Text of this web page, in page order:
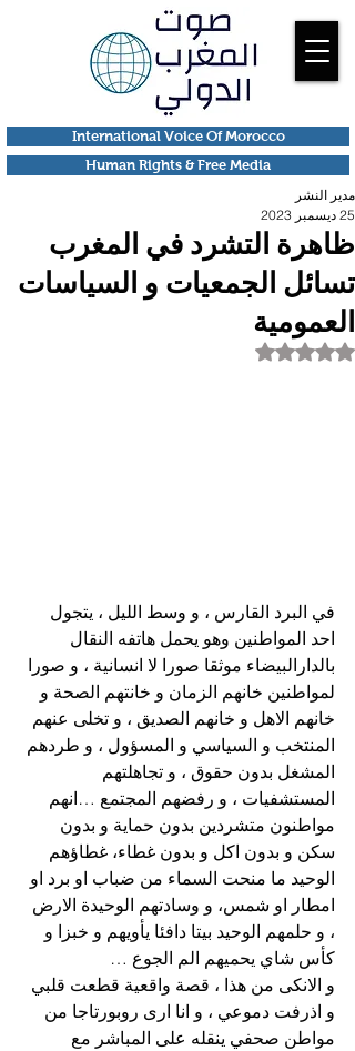
Human Rights & Free Media
International Voice Of Morocco
ظاهرة التشرد في المغرب
تسائل الجمعيات و السياسات
العمومية
مدير النشر
25 ديسمبر 2023
تم التقييم بـ ليس رقمًا من أصل 5 نجوم.
في البرد القارس ، و وسط الليل ، يتجول
احد المواطنين وهو يحمل هاتفه النقال
بالدارالبيضاء موثقا صورا لا انسانية ، و صورا
لمواطنين خانهم الزمان و خانتهم الصحة و
خانهم الاهل و خانهم الصديق ، و تخلى عنهم
المنتخب و السياسي و المسؤول ، و طردهم
المشغل بدون حقوق ، و تجاهلتهم
المستشفيات ، و رفضهم المجتمع …انهم
مواطنون متشردين بدون حماية و بدون
سكن و بدون اكل و بدون غطاء، غطاؤهم
الوحيد ما منحت السماء من ضباب او برد او
امطار او شمس، و وسادتهم الوحيدة الارض
، و حلمهم الوحيد بيتا دافئا يأويهم و خبزا و
كأس شاي يحميهم الم الجوع …
و الانكى من هذا ، قصة واقعية قطعت قلبي
و اذرفت دموعي ، و انا ارى روبورتاجا من
مواطن صحفي ينقله على المباشر مع